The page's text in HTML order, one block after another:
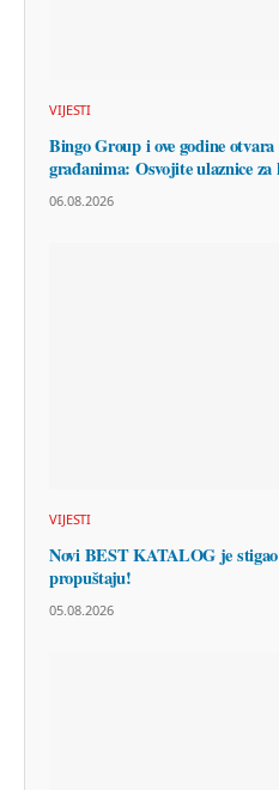
VIJESTI
Bingo Group i ove godine
građanima: Osvojite ulaznice za
06.08.2026
VIJESTI
Novi BEST KATALOG je
propuštaju!
05.08.2026